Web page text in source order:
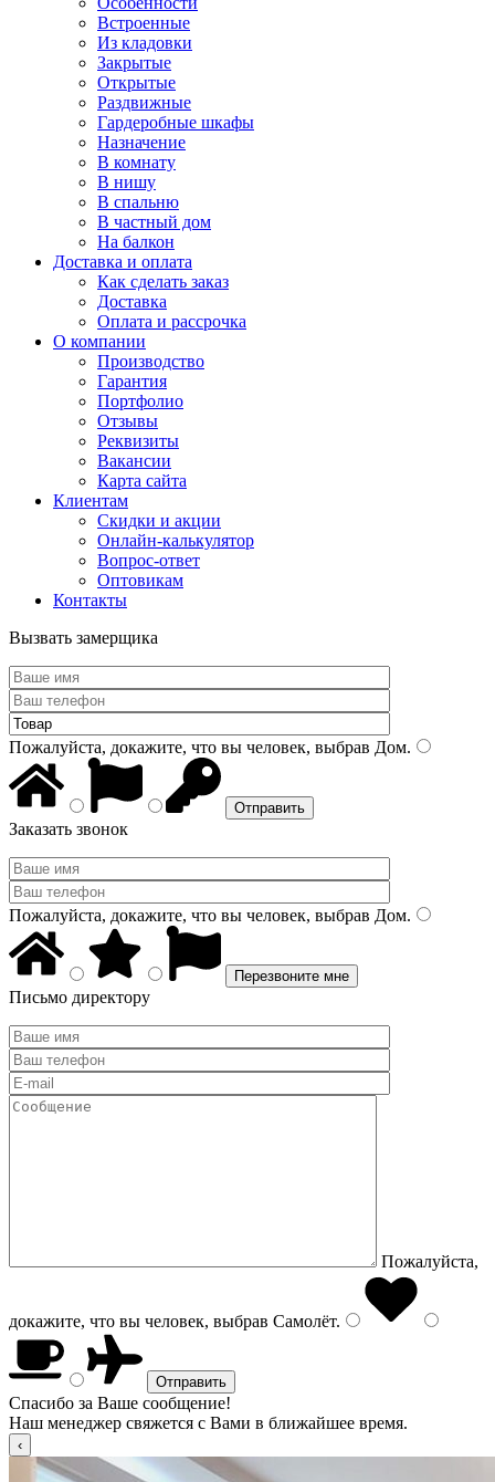
Встроенные
Из кладовки
Закрытые
Открытые
Раздвижные
Гардеробные шкафы
Назначение
В комнату
В нишу
В спальню
В частный дом
На балкон
Доставка и оплата
Как сделать заказ
Доставка
Оплата и рассрочка
О компании
Производство
Гарантия
Портфолио
Отзывы
Реквизиты
Вакансии
Карта сайта
Клиентам
Скидки и акции
Онлайн-калькулятор
Вопрос-ответ
Оптовикам
Контакты
Вызвать замерщика
Пожалуйста, докажите, что вы человек, выбрав Дом.
Заказать звонок
Пожалуйста, докажите, что вы человек, выбрав Дом.
Письмо директору
Пожалуйста,
докажите, что вы человек, выбрав Самолёт.
Спасибо за Ваше сообщение!
Наш менеджер свяжется с Вами в ближайшее время.